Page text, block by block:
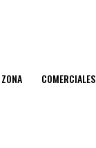
ZONA COMERCIALES